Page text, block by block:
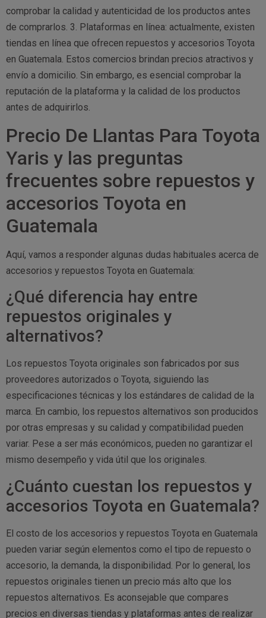
comprobar la calidad y autenticidad de los productos antes
de comprarlos. 3. Plataformas en línea: actualmente, existen
tiendas en línea que ofrecen repuestos y accesorios Toyota
en Guatemala. Estos comercios brindan precios atractivos y
envío a domicilio. Sin embargo, es esencial comprobar la
reputación de la plataforma y la calidad de los productos
antes de adquirirlos.
Precio De Llantas Para Toyota
Yaris y las preguntas
frecuentes sobre repuestos y
accesorios Toyota en
Guatemala
Aquí, vamos a responder algunas dudas habituales acerca de
accesorios y repuestos Toyota en Guatemala:
¿Qué diferencia hay entre
repuestos originales y
alternativos?
Los repuestos Toyota originales son fabricados por sus
proveedores autorizados o Toyota, siguiendo las
especificaciones técnicas y los estándares de calidad de la
marca. En cambio, los repuestos alternativos son producidos
por otras empresas y su calidad y compatibilidad pueden
variar. Pese a ser más económicos, pueden no garantizar el
mismo desempeño y vida útil que los originales.
¿Cuánto cuestan los repuestos y
accesorios Toyota en Guatemala?
El costo de los accesorios y repuestos Toyota en Guatemala
pueden variar según elementos como el tipo de repuesto o
accesorio, la demanda, la disponibilidad. Por lo general, los
repuestos originales tienen un precio más alto que los
repuestos alternativos. Es aconsejable que compares
precios en diversas tiendas y plataformas antes de realizar